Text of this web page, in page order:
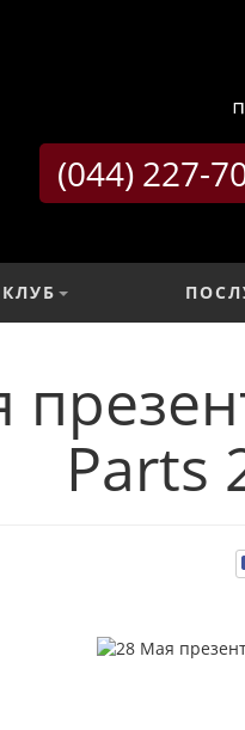
(044) 227-
КЛУБ
Parts